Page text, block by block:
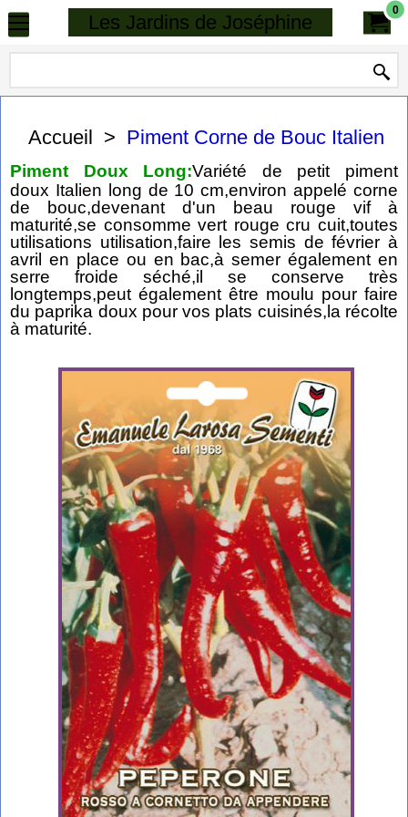
Les Jardins de Joséphine
0
Accueil > Piment Corne de Bouc Italien
Piment Doux Long:Variété de petit piment
doux Italien long de 10 cm,environ appelé corne
de bouc,devenant d'un beau rouge vif à
maturité,se consomme vert rouge cru cuit,toutes
utilisations utilisation,faire les semis de février à
avril en place ou en bac,à semer également en
serre froide séché,il se conserve très
longtemps,peut également être moulu pour faire
du paprika doux pour vos plats cuisinés,la récolte
à maturité.